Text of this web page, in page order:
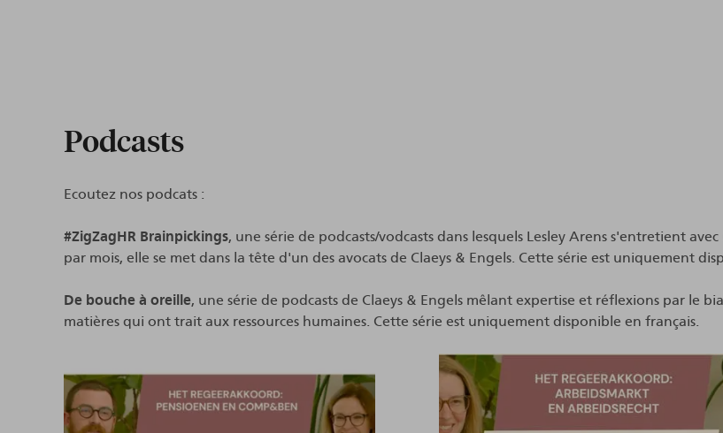
Podcasts
Ecoutez nos podcats :
#ZigZagHR Brainpickings, une série de podcasts/vodcasts dans lesquels Lesley Arens s'entretient
par mois, elle se met dans la tête d'un des avocats de Claeys & Engels. Cette série est uniquement
De bouche à oreille, une série de podcasts de Claeys & Engels mêlant expertise et réflexions par le
matières qui ont trait aux ressources humaines. Cette série est uniquement disponible en français.